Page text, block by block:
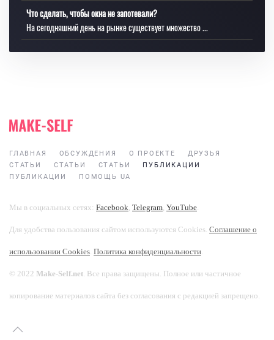
Что сделать, чтобы окна не запотевали?
На сегодняшний день на рынке существует множество ...
ГЛАВНАЯ ОБСУЖДЕНИЯ О ПРОЕКТЕ
ДРУЗЬЯ
СТАТЬИ
СТАТЬИ СТАТЬИ
ПУБЛИКАЦИИ
ПУБЛИКАЦИИ
ПОМОЩЬ UA
Мы в социальных сетях: Facebook Telegram YouTube
Для удобства пользования сайтом используются Cookies. Соглашение о
использовании Cookies Политика конфиденциальности
© 2022 Make-Self.net . Все права защищены. Полное или частичное
копирование материалов сайта без согласования с редакцией запрещено.